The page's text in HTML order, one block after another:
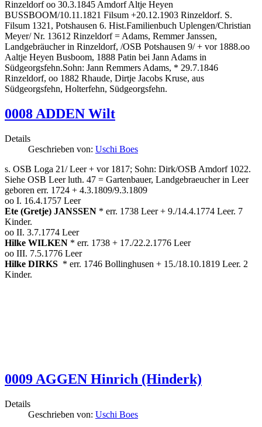
Rinzeldorf oo 30.3.1845 Amdorf Altje Heyen
BUSSBOOM/10.11.1821 Filsum +20.12.1903 Rinzeldorf. S.
Filsum 1321, Potshausen 6. Hist.Familienbuch Uplengen/Christian
Meyer/ Nr. 13612 Rinzeldorf = Adams, Remmer Janssen,
Landgebräucher in Rinzeldorf, /OSB Potshausen 9/ + vor 1888.oo
Aaltje Heyen Busboom, 1888 Patin bei Jann Adams in
Südgeorgsfehn.Sohn: Jann Remmers Adams, * 29.7.1846
Rinzeldorf, oo 1882 Rhaude, Dirtje Jacobs Kruse, aus
Südgeorgsfehn, Holterfehn, Südgeorgsfehn.
0008 ADDEN Wilt
Details
Geschrieben von: Uschi Boes
s. OSB Loga 21/ Leer + vor 1817; Sohn: Dirk/OSB Amdorf 1022.
Siehe OSB Leer luth. 47 = Gartenbauer, Landgebraeucher in Leer
geboren err. 1724 + 4.3.1809/9.3.1809
oo I. 16.4.1757 Leer
Ete (Gretje) JANSSEN * err. 1738 Leer + 9./14.4.1774 Leer. 7
Kinder.
oo II. 3.7.1774 Leer
Hilke WILKEN * err. 1738 + 17./22.2.1776 Leer
oo III. 7.5.1776 Leer
Hilke DIRKS * err. 1746 Bollinghusen + 15./18.10.1819 Leer. 2
Kinder.
0009 AGGEN Hinrich (Hinderk)
Details
Geschrieben von: Uschi Boes